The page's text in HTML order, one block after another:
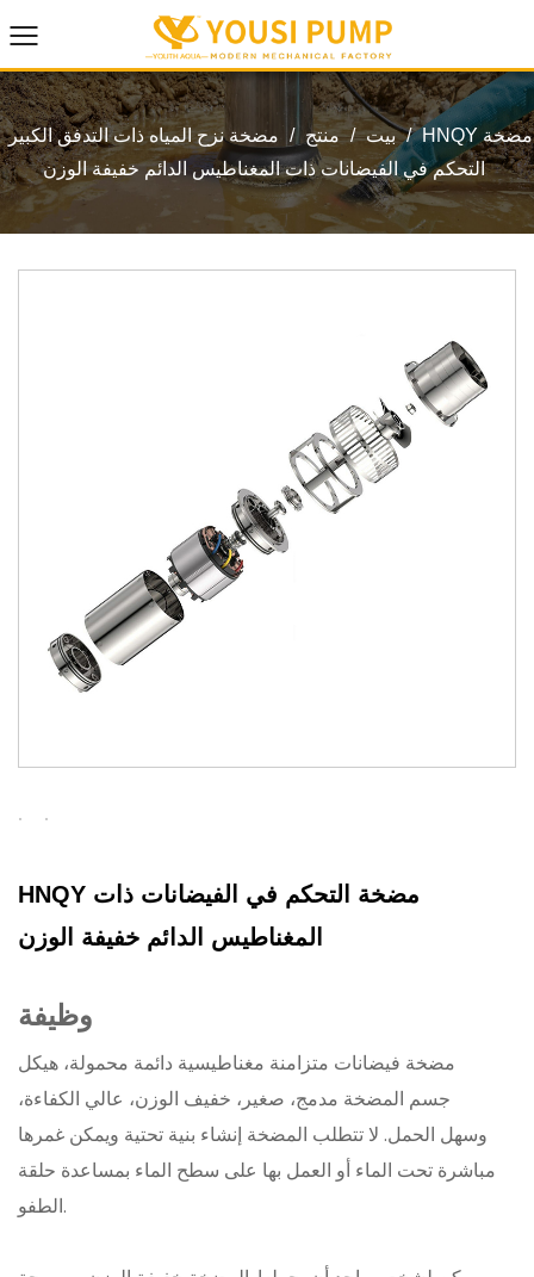
بيت / منتج / مضخة نزح المياه ذات التدفق الكبير / HNQY مضخة
التحكم في الفيضانات ذات المغناطيس الدائم خفيفة الوزن
HNQY مضخة التحكم في الفيضانات ذات
المغناطيس الدائم خفيفة الوزن
وظيفة
مضخة فيضانات متزامنة مغناطيسية دائمة محمولة، هيكل
جسم المضخة مدمج، صغير، خفيف الوزن، عالي الكفاءة،
وسهل الحمل. لا تتطلب المضخة إنشاء بنية تحتية ويمكن غمرها
مباشرة تحت الماء أو العمل بها على سطح الماء بمساعدة حلقة
الطفو.